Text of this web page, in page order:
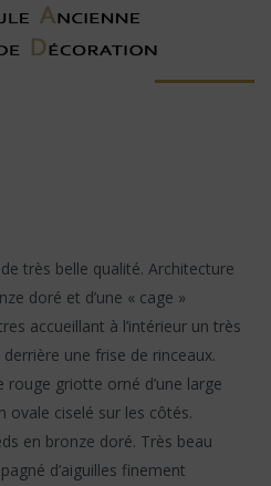
très belle qualité. Architecture
doré et d’une « cage »
accueillant à l’intérieur un très
une frise de rinceaux.
griotte orné d’une large
ovale ciselé sur les côtés.
en bronze doré. Très beau
d’aiguilles finement